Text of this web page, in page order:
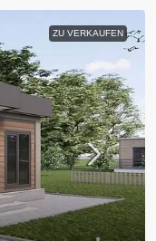
ZU VERKAUFEN